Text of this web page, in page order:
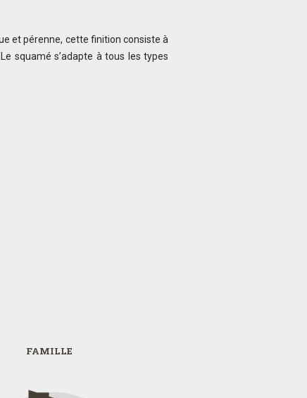
et pérenne, cette finition consiste à
squamé s’adapte à tous les types
FAMILLE